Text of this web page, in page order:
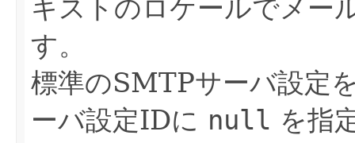
キストのロケールでメー
す。
標準のSMTPサーバ設定
ーバ設定IDに null を指